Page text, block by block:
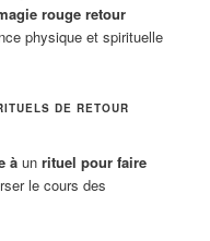
rouge retour
physique et spirituelle
DE RETOUR
à unrituel pour faire
le cours des